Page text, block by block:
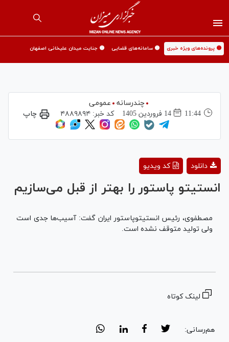
🟡 پرونده‌های ویژه خبری 🟡 سامانه‌های قضایی 🟡 جنایت میدان علیخانی اصفهان
چندرسانه
عمومی
11:44
14 فروردين 1405 کد خبر: ۴۸۸۹۸۹۴ چاپ
Video
کد ویدیو دانلود
انستیتو پاستور را بهتر از قبل می‌سازیم
مصطفوی، رئیس انستیتوپاستور ایران گفت: آسیب‌ها جدی است
ولی تولید متوقف نشده است.
لینک کوتاه
هم‌رسانی: